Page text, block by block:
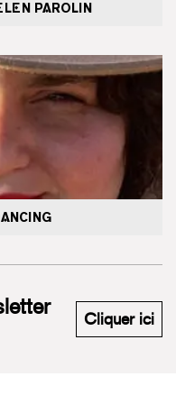
PAROLIN
Cliquer ici